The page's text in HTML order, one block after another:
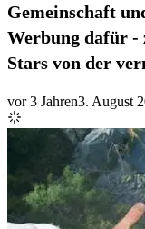
Gemeinschaft
Werbung dafür -
Stars von der
vor 3 Jahren3. August